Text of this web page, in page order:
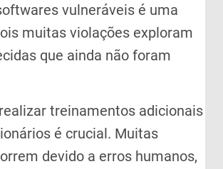
vulneráveis é uma
muitas violações exploram
que ainda não foram
treinamentos adicionais
é crucial. Muitas
devido a erros humanos,